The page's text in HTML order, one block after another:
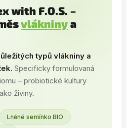
with F.O.S. –
vlákninya
typů vlákniny a
Specificky formulovaná
– probiotické kultury
živiny.
Lněné semínko BIO